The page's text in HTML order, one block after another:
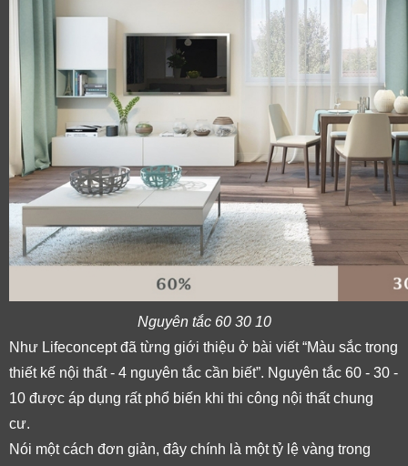
Nguyên tắc 60 30 10
Như Lifeconcept đã từng giới thiệu ở bài viết “Màu sắc trong
thiết kế nội thất - 4 nguyên tắc cần biết”. Nguyên tắc 60 - 30 -
10 được áp dụng rất phổ biến khi thi công nội thất chung
cư.
Nói một cách đơn giản, đây chính là một tỷ lệ vàng trong